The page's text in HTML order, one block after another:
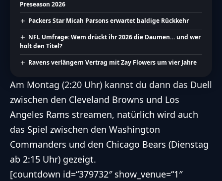
Preseason 2026
Packers Star Micah Parsons erwartet baldige Rückkehr
NFL Umfrage: Wem drückt ihr 2026 die Daumen… und wer
holt den Titel?
Ravens verlängern Vertrag mit Zay Flowers um vier Jahre
Am Montag (2:20 Uhr) kannst du dann das Duell
zwischen den Cleveland Browns und Los
Angeles Rams streamen, natürlich wird auch
das Spiel zwischen den Washington
Commanders und den Chicago Bears (Dienstag
ab 2:15 Uhr) gezeigt.
[countdown id=“379732″ show_venue=“1″